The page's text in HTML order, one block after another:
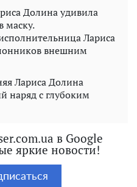
Долина удивила
маску.
Лариса
внешним
Лариса Долина
наряд с глубоким
в Google
яркие новости!